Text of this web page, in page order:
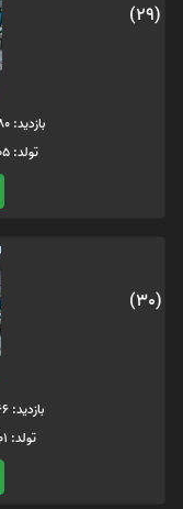
(29)
بازدید: 80 - کد متوفی: 5063654
تولد: 1347/02/05 فوت: 1365/10/21
(30)
بازدید: 66 - کد متوفی: 5063709
تولد: 1344/01/01 فوت: 1365/01/24